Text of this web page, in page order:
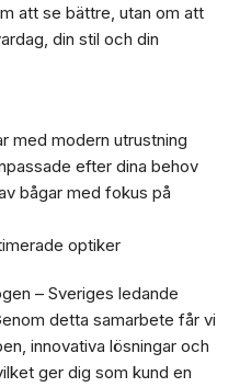
att se bättre, utan om att
din stil och din
med modern utrustning
efter dina behov
bågar med fokus på
optiker
– Sveriges ledande
detta samarbete får vi
innovativa lösningar och
ger dig som kund en